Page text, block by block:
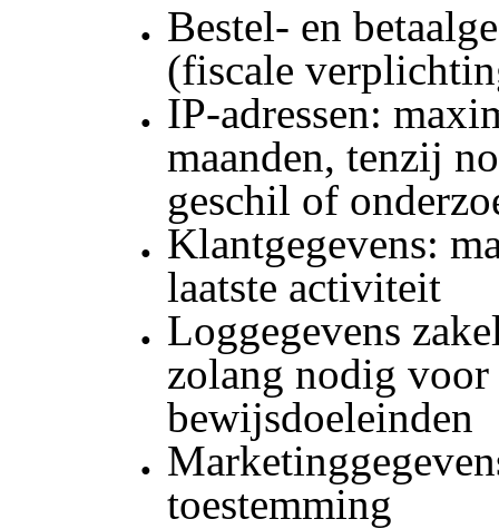
Bestel- en
(fiscale
IP-adressen:
maanden, tenzij
geschil of
Klantgegevens:
laatste activiteit
Loggegevens
zolang nodig voor
bewijsdoeleinden
toestemming